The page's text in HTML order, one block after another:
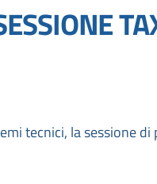
tecnici, la sessione